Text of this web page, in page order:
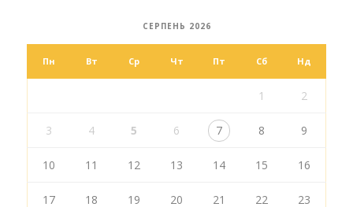
СЕРПЕНЬ 2026
Пн Вт Ср Чт Пт Сб Нд
1 2
3 4 5 6 7 8 9
10 11 12 13 14 15 16
17 18 19 20 21 22 23